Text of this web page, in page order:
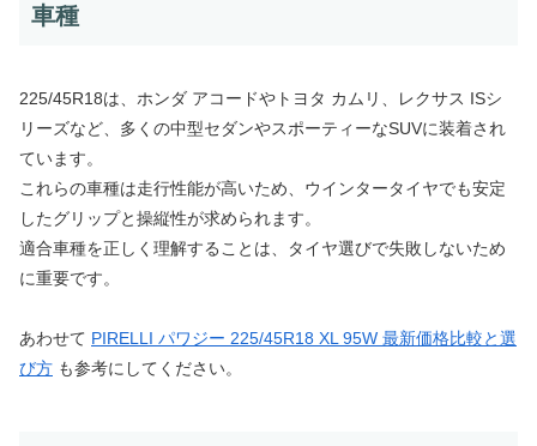
車種
225/45R18は、ホンダ アコードやトヨタ カムリ、レクサス ISシ
リーズなど、多くの中型セダンやスポーティーなSUVに装着され
ています。
これらの車種は走行性能が高いため、ウインタータイヤでも安定
したグリップと操縦性が求められます。
適合車種を正しく理解することは、タイヤ選びで失敗しないため
に重要です。
あわせて PIRELLI パワジー 225/45R18 XL 95W 最新価格比較と選
び方 も参考にしてください。